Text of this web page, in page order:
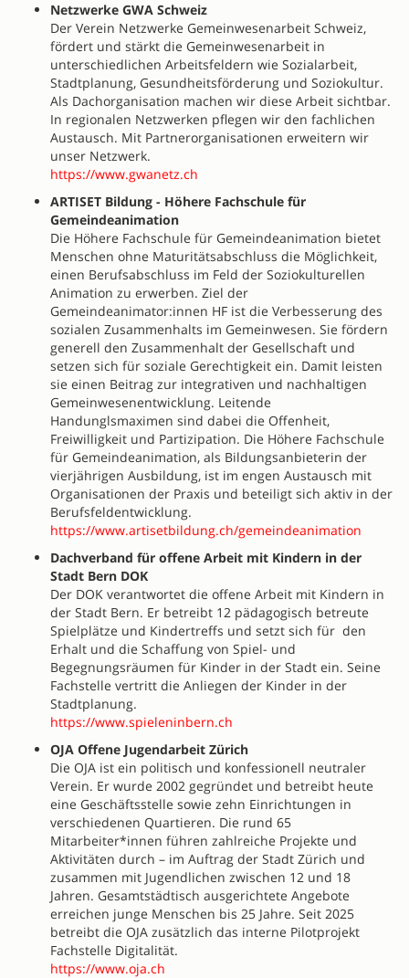
Netzwerke GWA Schweiz
Der Verein Netzwerke Gemeinwesenarbeit Schweiz,
fördert und stärkt die Gemeinwesenarbeit in
unterschiedlichen Arbeitsfeldern wie Sozialarbeit,
Stadtplanung, Gesundheitsförderung und Soziokultur.
Als Dachorganisation machen wir diese Arbeit sichtbar.
In regionalen Netzwerken pflegen wir den fachlichen
Austausch. Mit Partnerorganisationen erweitern wir
unser Netzwerk.
https://www.gwanetz.ch
ARTISET Bildung - Höhere Fachschule für
Gemeindeanimation
Die Höhere Fachschule für Gemeindeanimation bietet
Menschen ohne Maturitätsabschluss die Möglichkeit,
einen Berufsabschluss im Feld der Soziokulturellen
Animation zu erwerben. Ziel der
Gemeindeanimator:innen HF ist die Verbesserung des
sozialen Zusammenhalts im Gemeinwesen. Sie fördern
generell den Zusammenhalt der Gesellschaft und
setzen sich für soziale Gerechtigkeit ein. Damit leisten
sie einen Beitrag zur integrativen und nachhaltigen
Gemeinwesenentwicklung. Leitende
Handunglsmaximen sind dabei die Offenheit,
Freiwilligkeit und Partizipation. Die Höhere Fachschule
für Gemeindeanimation, als Bildungsanbieterin der
vierjährigen Ausbildung, ist im engen Austausch mit
Organisationen der Praxis und beteiligt sich aktiv in der
Berufsfeldentwicklung.
https://www.artisetbildung.ch/gemeindeanimation
Dachverband für offene Arbeit mit Kindern in der
Stadt Bern DOK
Der DOK verantwortet die offene Arbeit mit Kindern in
der Stadt Bern. Er betreibt 12 pädagogisch betreute
Spielplätze und Kindertreffs und setzt sich für den
Erhalt und die Schaffung von Spiel- und
Begegnungsräumen für Kinder in der Stadt ein. Seine
Fachstelle vertritt die Anliegen der Kinder in der
Stadtplanung.
https://www.spieleninbern.ch
OJA Offene Jugendarbeit Zürich
Die OJA ist ein politisch und konfessionell neutraler
Verein. Er wurde 2002 gegründet und betreibt heute
eine Geschäftsstelle sowie zehn Einrichtungen in
verschiedenen Quartieren. Die rund 65
Mitarbeiter*innen führen zahlreiche Projekte und
Aktivitäten durch – im Auftrag der Stadt Zürich und
zusammen mit Jugendlichen zwischen 12 und 18
Jahren. Gesamtstädtisch ausgerichtete Angebote
erreichen junge Menschen bis 25 Jahre. Seit 2025
betreibt die OJA zusätzlich das interne Pilotprojekt
Fachstelle Digitalität.
https://www.oja.ch